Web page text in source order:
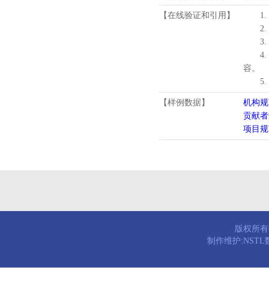
【在线验证和引用】
1.
2.
3.
4.
容。
5.
【样例数据】
机构
贡献
项目
版权所
制作维护:NSTL